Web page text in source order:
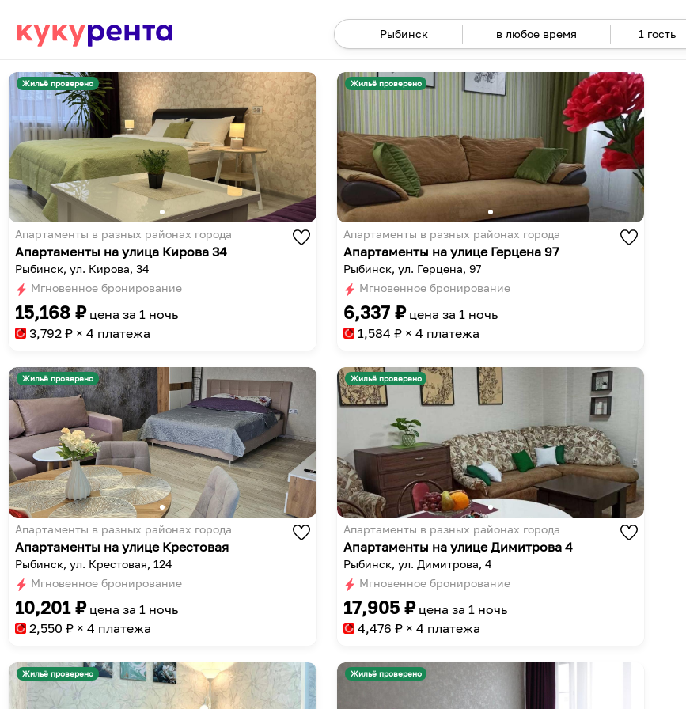
в любое время
Navigate
to
interact
with
the
calendar
and
select
a
date.
Press
the
keyboard
shortcuts
for
changing
dates.
backward
to
interact
with
the
calendar
select
date.
get
the
keyboard
shortcuts
for
changing
dates.
1 гость
Жильё проверено
Апартаменты в разных районах города
Апартаменты на улица Кирова 34
Рыбинск, ул. Кирова, 34
Мгновенное бронирование
15,168 ₽ цена за 1 ночь
3,792 ₽ × 4 платежа
Жильё проверено
Апартаменты в разных районах города
Апартаменты на улице Герцена 97
Рыбинск, ул. Герцена, 97
Мгновенное бронирование
6,337₽ цена за 1 ночь
1,584 ₽ × 4 платежа
Жильё проверено
Апартаменты в разных районах города
Апартаменты на улице Крестовая
Рыбинск, ул. Крестовая, 124
Мгновенное бронирование
10,201₽ цена за 1 ночь
2,550 ₽ × 4 платежа
Жильё проверено
Апартаменты в разных районах города
Апартаменты на улице Димитрова 4
Рыбинск, ул. Димитрова, 4
Мгновенное бронирование
17,905₽ цена за 1 ночь
4,476 ₽ × 4 платежа
Жильё проверено Жильё проверено